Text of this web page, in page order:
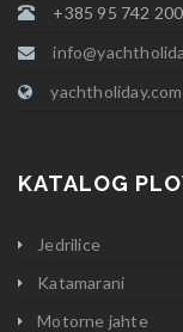
+385 95 742
yachtholiday.com
KATALOG
Jedrilice
Katamarani
Motorne jahte